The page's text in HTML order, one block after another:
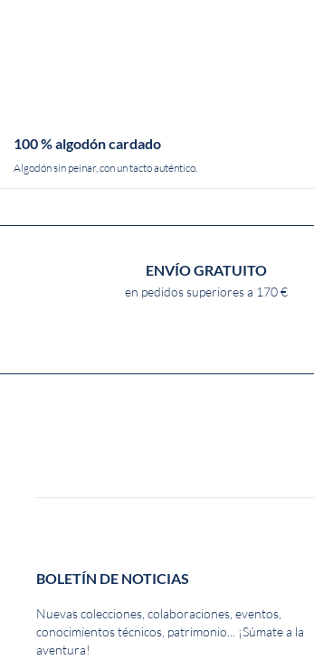
100 % algodón cardado
Algodón sin peinar, con un tacto auténtico.
ENVÍO GRATUITO
en pedidos superiores a 170 €
BOLETÍN DE NOTICIAS
Nuevas colecciones, colaboraciones, eventos,
conocimientos técnicos, patrimonio... ¡Súmate a la
aventura!